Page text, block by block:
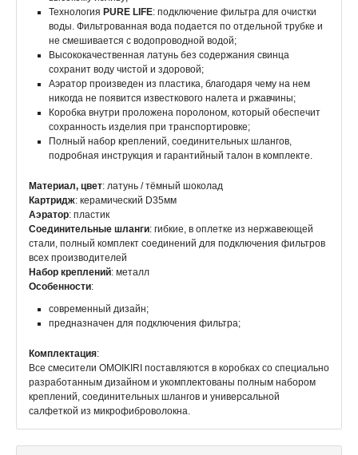
Технология PURE LIFE: подключение фильтра для очистки
воды. Фильтрованная вода подается по отдельной трубке и
не смешивается с водопроводной водой;
Высококачественная латунь без содержания свинца
сохранит воду чистой и здоровой;
Аэратор произведен из пластика, благодаря чему на нем
никогда не появится известкового налета и ржавчины;
Коробка внутри проложена поролоном, который обеспечит
сохранность изделия при транспортировке;
Полный набор креплений, соединительных шлангов,
подробная инструкция и гарантийный талон в комплекте.
Материал, цвет: латунь / тёмный шоколад
Картридж: керамический D35мм
Аэратор: пластик
Соединительные шланги: гибкие, в оплетке из нержавеющей
стали, полный комплект соединений для подключения фильтров
всех производителей
Набор креплений: металл
Особенности:
современный дизайн;
предназначен для подключения фильтра;
Комплектация:
Все смесители OMOIKIRI поставляются в коробках со специально
разработанным дизайном и укомплектованы полным набором
креплений, соединительных шлангов и универсальной
салфеткой из микрофиброволокна.